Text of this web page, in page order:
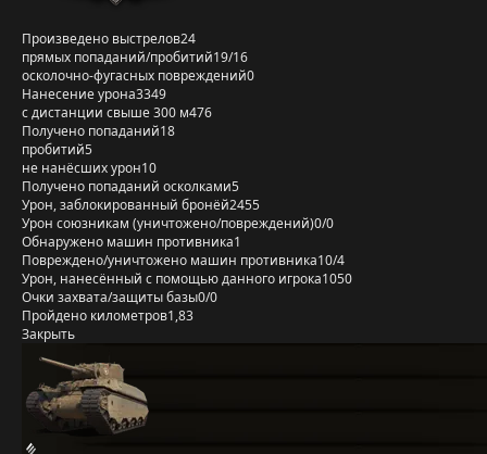
Произведено выстрелов24
прямых попаданий/пробитий19/16
осколочно-фугасных повреждений0
Нанесение урона3349
с дистанции свыше 300 м476
Получено попаданий18
пробитий5
не нанёсших урон10
Получено попаданий осколками5
Урон, заблокированный бронёй2455
Урон союзникам (уничтожено/повреждений)0/0
Обнаружено машин противника1
Повреждено/уничтожено машин противника10/4
Урон, нанесённый с помощью данного игрока1050
Очки захвата/защиты базы0/0
Пройдено километров1,83
Закрыть